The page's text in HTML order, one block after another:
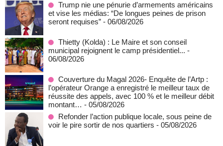
Trump nie une pénurie d’armements américains
et vise les médias: “De longues peines de prison
seront requises” - 06/08/2026
‎Thietty (Kolda) : Le Maire et son conseil
municipal rejoignent le camp présidentiel... -
06/08/2026
Couverture du Magal 2026- Enquête de l’Artp :
l’opérateur Orange a enregistré le meilleur taux de
réussite des appels, avec 100 % et le meilleur débit
montant… - 05/08/2026
Refonder l’action publique locale, sous peine de
voir le pire sortir de nos quartiers - 05/08/2026